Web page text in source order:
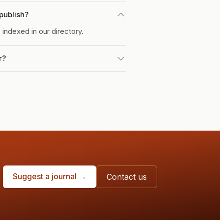
in our directory.
Suggest a journal → Contact us